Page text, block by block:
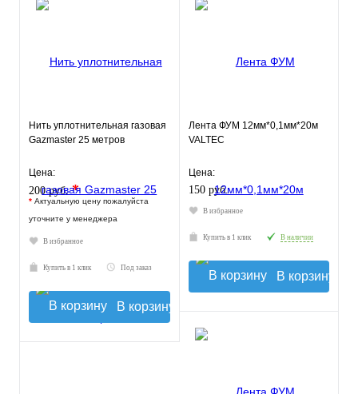
Нить уплотнительная газовая
Gazmaster 25 метров
Цена:
200 руб.*
* Актуальную цену пожалуйста
уточните у менеджера
В избранное
Купить в 1 клик Под заказ
В корзину
Лента ФУМ 12мм*0,1мм*20м
VALTEC
Цена:
150 руб.
В избранное
Купить в 1 клик В наличии
В корзину